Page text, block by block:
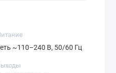
~110–240 В, 50/60 Гц